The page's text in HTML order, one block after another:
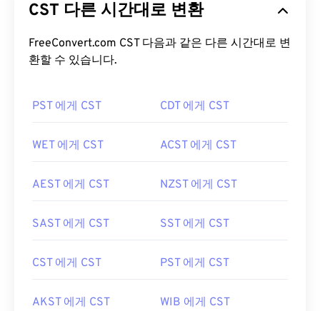
CST 다른 시간대로 변환
FreeConvert.com CST 다음과 같은 다른 시간대로 변
환할 수 있습니다.
PST 에게 CST CDT 에게 CST
WET 에게 CST ACST 에게 CST
AEST 에게 CST NZST 에게 CST
SAST 에게 CST SST 에게 CST
CST 에게 CST PST 에게 CST
AKST 에게 CST WIB 에게 CST